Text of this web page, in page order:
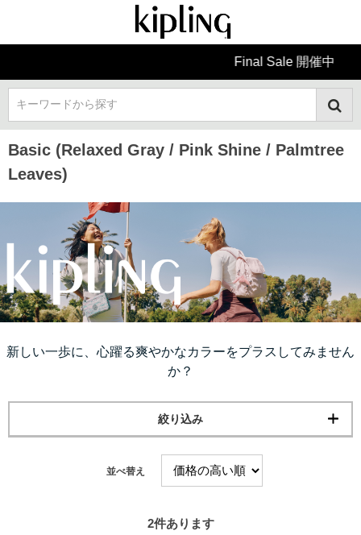
Final Sale 開催中
キーワードから探す
Basic (Relaxed Gray / Pink Shine / Palmtree
Leaves)
新しい一歩に、心躍る爽やかなカラーをプラスしてみません
か？
絞り込み
並べ替え
2件あります